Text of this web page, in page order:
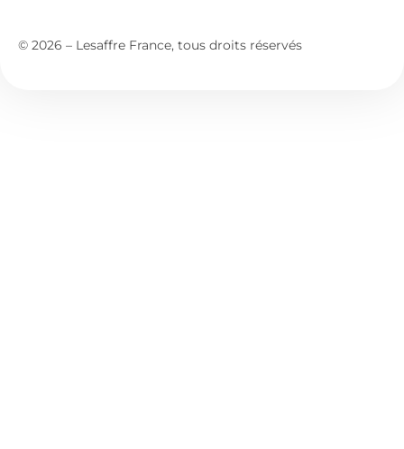
© 2026 – Lesaffre France, tous droits réservés